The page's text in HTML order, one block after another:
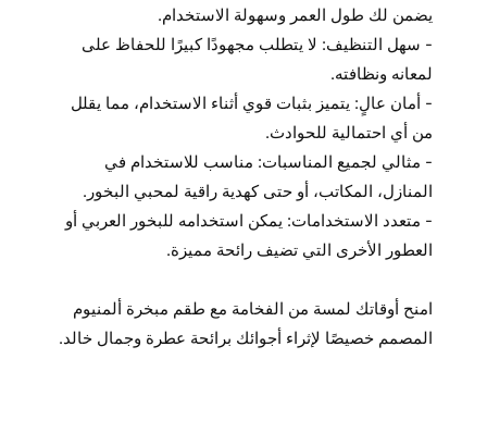
يضمن لك طول العمر وسهولة الاستخدام.
- سهل التنظيف: لا يتطلب مجهودًا كبيرًا للحفاظ على
لمعانه ونظافته.
- أمان عالٍ: يتميز بثبات قوي أثناء الاستخدام، مما يقلل
من أي احتمالية للحوادث.
- مثالي لجميع المناسبات: مناسب للاستخدام في
المنازل، المكاتب، أو حتى كهدية راقية لمحبي البخور.
- متعدد الاستخدامات: يمكن استخدامه للبخور العربي أو
العطور الأخرى التي تضيف رائحة مميزة.
امنح أوقاتك لمسة من الفخامة مع طقم مبخرة ألمنيوم
المصمم خصيصًا لإثراء أجوائك برائحة عطرة وجمال خالد.